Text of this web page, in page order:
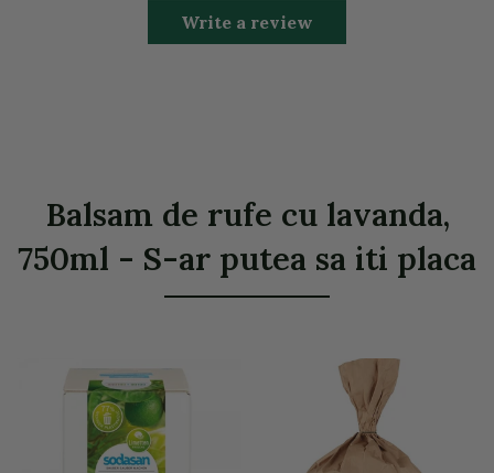
Write a review
Balsam de rufe cu lavanda,
750ml - S-ar putea sa iti placa